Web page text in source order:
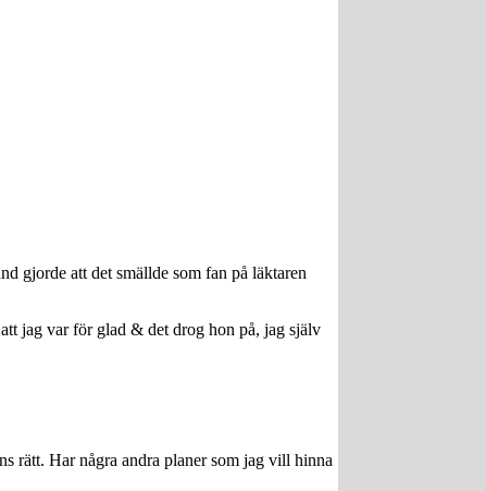
gjorde att det smällde som fan på läktaren
jag var för glad & det drog hon på, jag själv
rätt. Har några andra planer som jag vill hinna